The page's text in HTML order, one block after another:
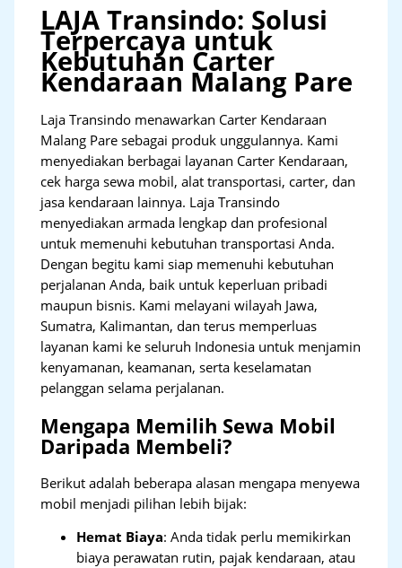
LAJA Transindo: Solusi
Terpercaya untuk
Kebutuhan Carter
Kendaraan Malang Pare
Laja Transindo menawarkan Carter Kendaraan
Malang Pare sebagai produk unggulannya. Kami
menyediakan berbagai layanan Carter Kendaraan,
cek harga sewa mobil, alat transportasi, carter, dan
jasa kendaraan lainnya. Laja Transindo
menyediakan armada lengkap dan profesional
untuk memenuhi kebutuhan transportasi Anda.
Dengan begitu kami siap memenuhi kebutuhan
perjalanan Anda, baik untuk keperluan pribadi
maupun bisnis. Kami melayani wilayah Jawa,
Sumatra, Kalimantan, dan terus memperluas
layanan kami ke seluruh Indonesia untuk menjamin
kenyamanan, keamanan, serta keselamatan
pelanggan selama perjalanan.
Mengapa Memilih Sewa Mobil
Daripada Membeli?
Berikut adalah beberapa alasan mengapa menyewa
mobil menjadi pilihan lebih bijak:
Hemat Biaya: Anda tidak perlu memikirkan
biaya perawatan rutin, pajak kendaraan, atau